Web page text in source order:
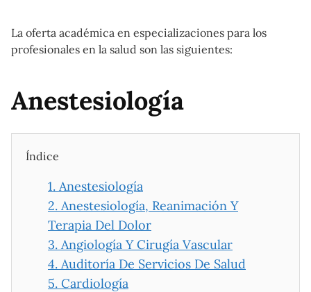
La oferta académica en especializaciones para los
profesionales en la salud son las siguientes:
Anestesiología
Índice
1. Anestesiología
2. Anestesiología, Reanimación Y
Terapia Del Dolor
3. Angiología Y Cirugía Vascular
4. Auditoría De Servicios De Salud
5. Cardiología